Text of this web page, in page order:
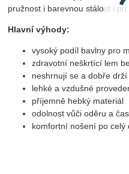
pružnost i barevnou stálost i
Hlavní výhody:
vysoký podíl bavlny pro
zdravotní neškrtící lem
neshrnují se a dobře
lehké a vzdušné
příjemně hebký materiál
odolnost vůči oděru a
komfortní nošení po celý